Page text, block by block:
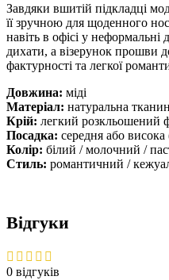
Завдяки вшитій підкладці
її зручною для щоденного
навіть в офісі у неформальні
дихати, а візерунок прошви
фактурності та легкої
Довжина: міді
Матеріал: натуральна
Крій: легкий розкльошений
Посадка: середня або
Колір: білий / молочний /
Стиль: романтичний /
Відгуки
0 відгуків